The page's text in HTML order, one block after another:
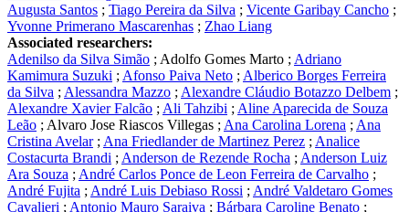
Augusta Santos ; Tiago Pereira da Silva ; Vicente Garibay Cancho ;
Yvonne Primerano Mascarenhas ; Zhao Liang
Associated researchers:
Adenilso da Silva Simão ; Adolfo Gomes Marto ; Adriano
Kamimura Suzuki ; Afonso Paiva Neto ; Alberico Borges Ferreira
da Silva ; Alessandra Mazzo ; Alexandre Cláudio Botazzo Delbem ;
Alexandre Xavier Falcão ; Ali Tahzibi ; Aline Aparecida de Souza
Leão ; Alvaro Jose Riascos Villegas ; Ana Carolina Lorena ; Ana
Cristina Avelar; Ana Friedlander de Martinez Perez ; Analice
Costacurta Brandi ; Anderson de Rezende Rocha ; Anderson Luiz
Ara Souza ; André Carlos Ponce de Leon Ferreira de Carvalho ;
André Fujita ; André Luis Debiaso Rossi ; André Valdetaro Gomes
Cavalieri ; Antonio Mauro Saraiva ; Bárbara Caroline Benato ;